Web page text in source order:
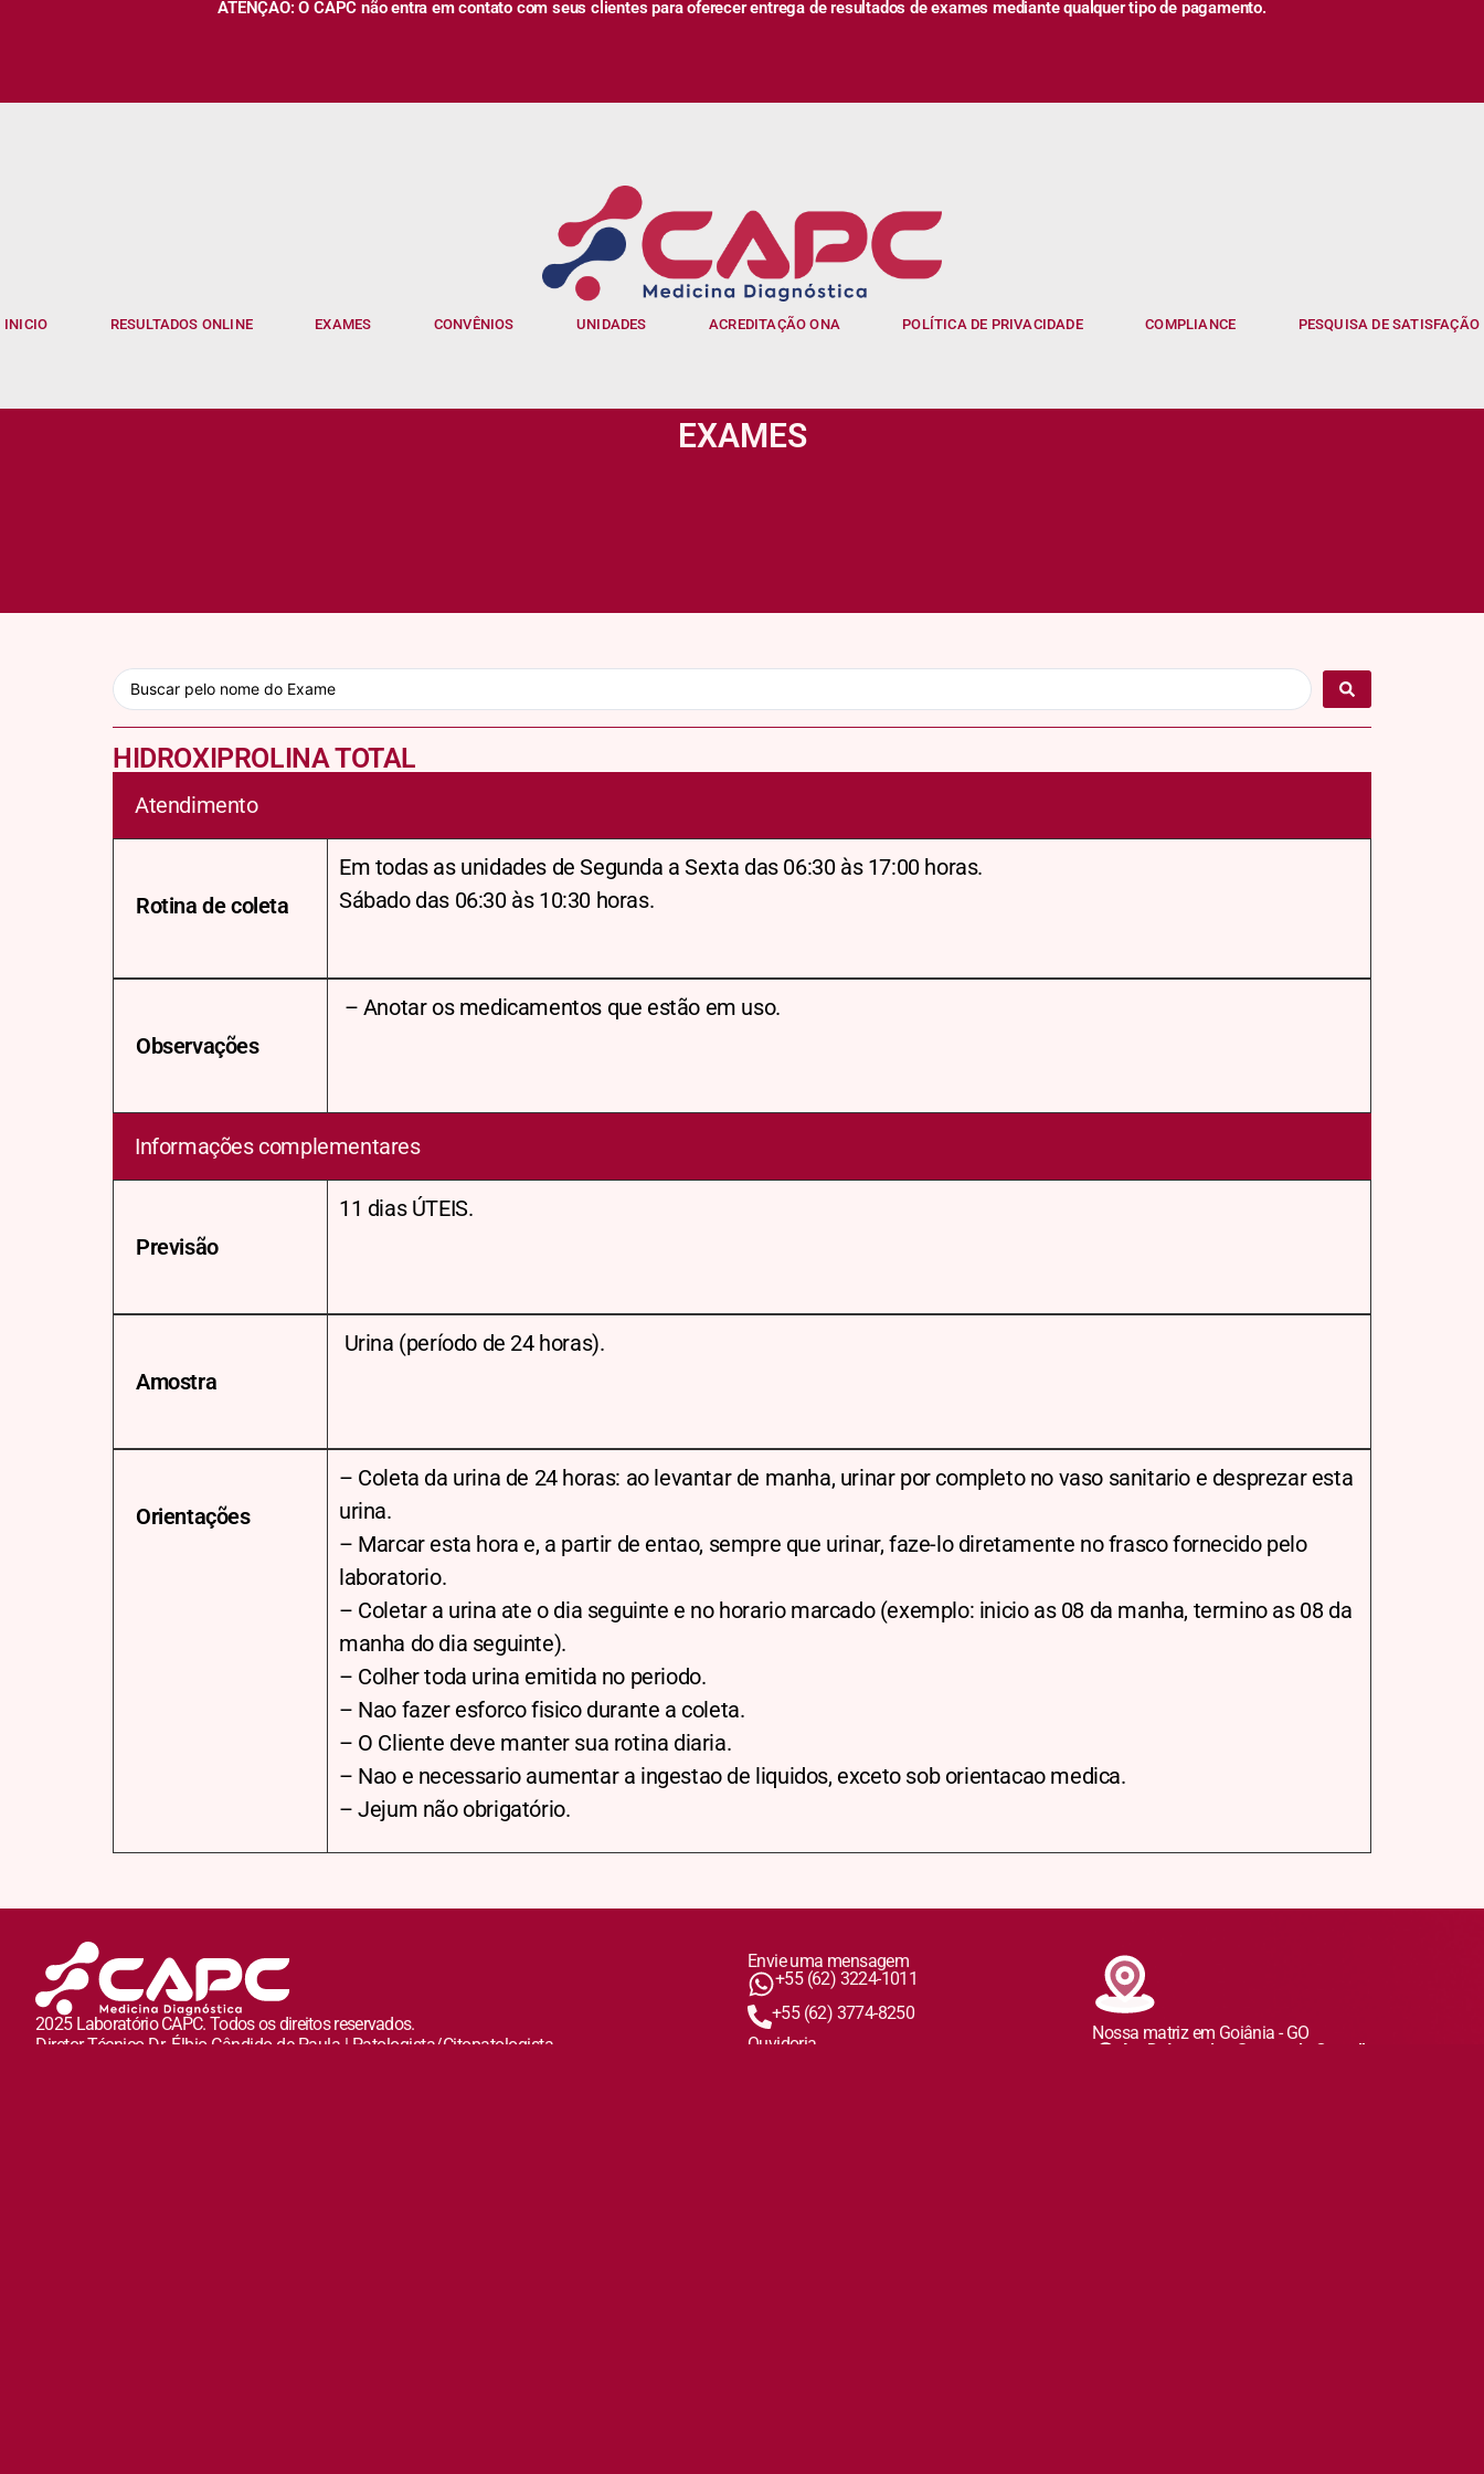
ATENÇÃO: O CAPC não entra em contato com seus clientes para oferecer entrega de resultados de exames mediante qualquer tipo de pagamento.
INICIO RESULTADOS ONLINE EXAMES CONVÊNIOS UNIDADES ACREDITAÇÃO ONA POLÍTICA DE PRIVACIDADE COMPLIANCE PESQUISA DE SATISFAÇÃO
EXAMES
HIDROXIPROLINA TOTAL
Atendimento
Rotina de coleta
Em todas as unidades de Segunda a Sexta das 06:30 às 17:00 horas.
Sábado das 06:30 às 10:30 horas.
Observações
– Anotar os medicamentos que estão em uso.
Informações complementares
Previsão
11 dias ÚTEIS.
Amostra
Urina (período de 24 horas).
Orientações
– Coleta da urina de 24 horas: ao levantar de manha, urinar por completo no vaso sanitario e desprezar esta
urina.
– Marcar esta hora e, a partir de entao, sempre que urinar, faze-lo diretamente no frasco fornecido pelo
laboratorio.
– Coletar a urina ate o dia seguinte e no horario marcado (exemplo: inicio as 08 da manha, termino as 08 da
manha do dia seguinte).
– Colher toda urina emitida no periodo.
– Nao fazer esforco fisico durante a coleta.
– O Cliente deve manter sua rotina diaria.
– Nao e necessario aumentar a ingestao de liquidos, exceto sob orientacao medica.
– Jejum não obrigatório.
2025 Laboratório CAPC. Todos os direitos reservados.
Diretor Técnico Dr. Élbio Cândido de Paula | Patologista/Citopatologista
Envie uma mensagem
+55 (62) 3224-1011
+55 (62) 3774-8250
Ouvidoria
Nossa matriz em Goiânia - GO
Av. Dr Ismerino Soares de Carvalho